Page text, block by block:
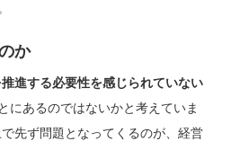
か
進する必要性を感じられていない
にあるのではないかと考えていま
先ず問題となってくるのが、経営